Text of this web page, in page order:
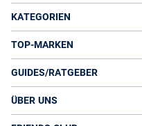
KATEGORIEN
TOP-MARKEN
GUIDES/RATGEBER
ÜBER UNS